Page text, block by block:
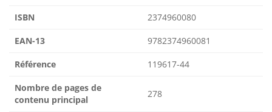
ISBN 2374960080
EAN-13 9782374960081
Référence 119617-44
Nombre de pages de
contenu principal
278